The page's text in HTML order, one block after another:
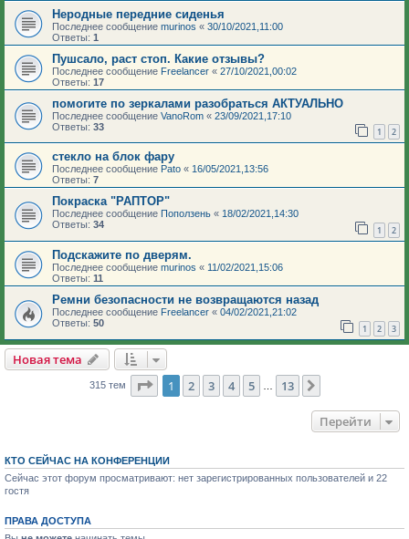
Неродные передние сиденья
Последнее сообщение murinos « 30/10/2021,11:00
Ответы: 1
Пушсало, раст стоп. Какие отзывы?
Последнее сообщение Freelancer « 27/10/2021,00:02
Ответы: 17
помогите по зеркалами разобраться АКТУАЛЬНО
Последнее сообщение VanoRom « 23/09/2021,17:10
Ответы: 33 1 2
стекло на блок фару
Последнее сообщение Pato « 16/05/2021,13:56
Ответы: 7
Покраска "РАПТОР"
Последнее сообщение Поползень « 18/02/2021,14:30
Ответы: 34 1 2
Подскажите по дверям.
Последнее сообщение murinos « 11/02/2021,15:06
Ответы: 11
Ремни безопасности не возвращаются назад
Последнее сообщение Freelancer « 04/02/2021,21:02
Ответы: 50 1 2 3
Новая тема
315 тем Страница из 13
1 2 3 4 5 13
Перейти
КТО СЕЙЧАС НА КОНФЕРЕНЦИИ
Сейчас этот форум просматривают: нет зарегистрированных пользователей и 22
гостя
ПРАВА ДОСТУПА